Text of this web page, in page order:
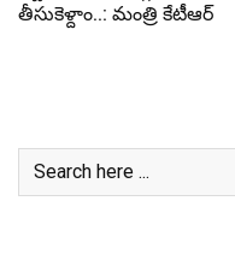
తీసుకెళ్దాం..: మంత్రి కేటీఆర్‌